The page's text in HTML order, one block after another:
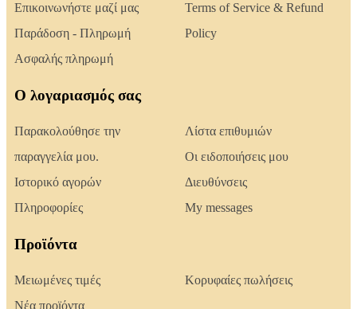
Επικοινωνήστε μαζί μας
Παράδοση - Πληρωμή
Ασφαλής πληρωμή
Terms of Service & Refund
Policy
Ο λογαριασμός σας
Παρακολούθησε την
παραγγελία μου.
Ιστορικό αγορών
Πληροφορίες
Λίστα επιθυμιών
Οι ειδοποιήσεις μου
Διευθύνσεις
My messages
Προϊόντα
Μειωμένες τιμές
Νέα προϊόντα
Κορυφαίες πωλήσεις